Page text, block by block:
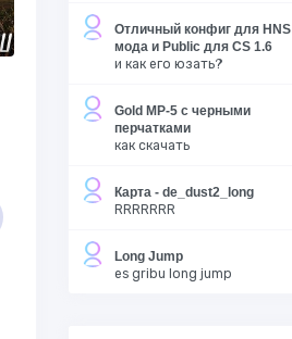
Отличный конфиг для HNS
мода и Public для CS 1.6
и как его юзать?
Gold MP-5 с черными
перчатками
как скачать
Карта - de_dust2_long
RRRRRRR
Long Jump
es gribu long jump